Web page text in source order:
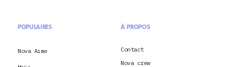
POPULAIRES
Nova Aime
À PROPOS
Contact
Nova crew